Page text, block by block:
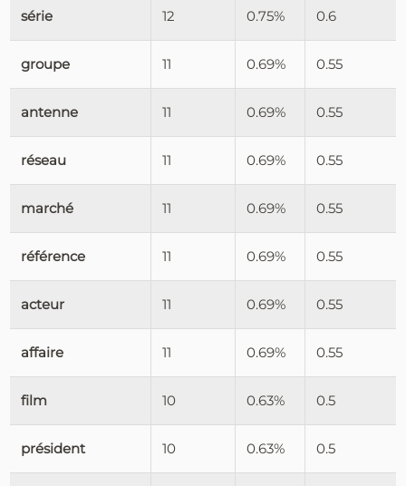
série 12 0.75% 0.6
groupe 11 0.69% 0.55
antenne 11 0.69% 0.55
réseau 11 0.69% 0.55
marché 11 0.69% 0.55
référence 11 0.69% 0.55
acteur 11 0.69% 0.55
affaire 11 0.69% 0.55
film 10 0.63% 0.5
président 10 0.63% 0.5